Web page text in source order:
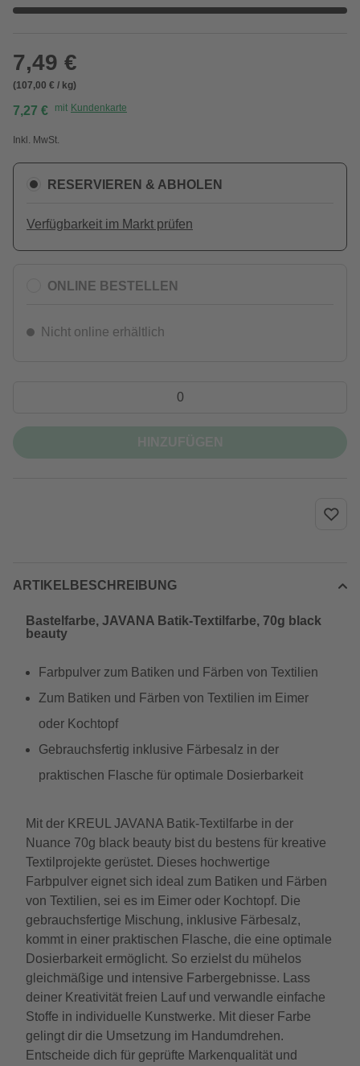
7,49 €
(107,00 € / kg)
7,27 € mit Kundenkarte
Inkl. MwSt.
RESERVIEREN & ABHOLEN
Verfügbarkeit im Markt prüfen
ONLINE BESTELLEN
Nicht online erhältlich
ARTIKELBESCHREIBUNG
Bastelfarbe, JAVANA Batik-Textilfarbe, 70g black
beauty
Farbpulver zum Batiken und Färben von Textilien
Zum Batiken und Färben von Textilien im Eimer
oder Kochtopf
Gebrauchsfertig inklusive Färbesalz in der
praktischen Flasche für optimale Dosierbarkeit
Mit der KREUL JAVANA Batik-Textilfarbe in der
Nuance 70g black beauty bist du bestens für kreative
Textilprojekte gerüstet. Dieses hochwertige
Farbpulver eignet sich ideal zum Batiken und Färben
von Textilien, sei es im Eimer oder Kochtopf. Die
gebrauchsfertige Mischung, inklusive Färbesalz,
kommt in einer praktischen Flasche, die eine optimale
Dosierbarkeit ermöglicht. So erzielst du mühelos
gleichmäßige und intensive Farbergebnisse. Lass
deiner Kreativität freien Lauf und verwandle einfache
Stoffe in individuelle Kunstwerke. Mit dieser Farbe
gelingt dir die Umsetzung im Handumdrehen.
Entscheide dich für geprüfte Markenqualität und